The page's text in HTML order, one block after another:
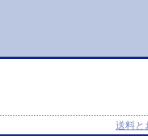
送料と